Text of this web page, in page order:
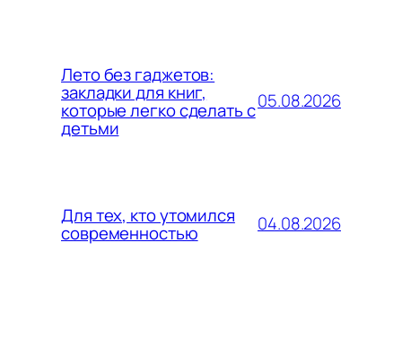
Лето без гаджетов:
закладки для книг,
которые легко сделать с
детьми
05.08.2026
Для тех, кто утомился
современностью 04.08.2026